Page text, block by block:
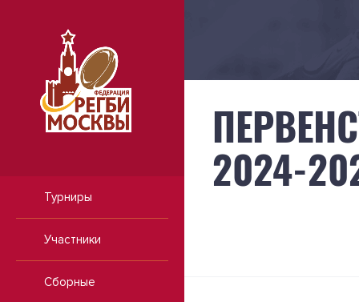
Турниры
Участники
Сборные
2024-